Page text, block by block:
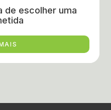
de escolher uma